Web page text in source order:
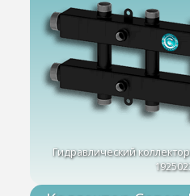
Гидравлический